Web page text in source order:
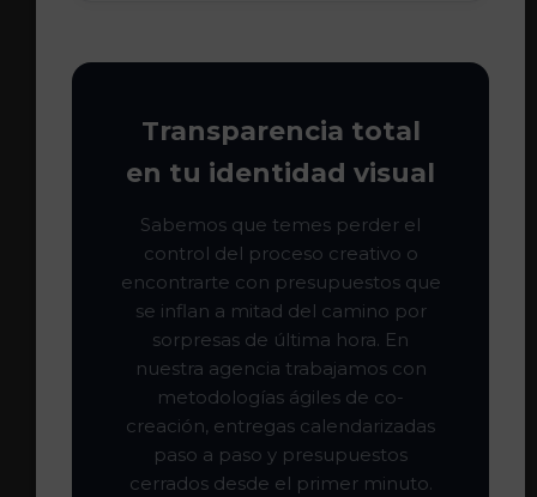
Transparencia total
en tu identidad visual
Sabemos que temes perder el
control del proceso creativo o
encontrarte con presupuestos que
se inflan a mitad del camino por
sorpresas de última hora. En
nuestra agencia trabajamos con
metodologías ágiles de co-
creación, entregas calendarizadas
paso a paso y presupuestos
cerrados desde el primer minuto.